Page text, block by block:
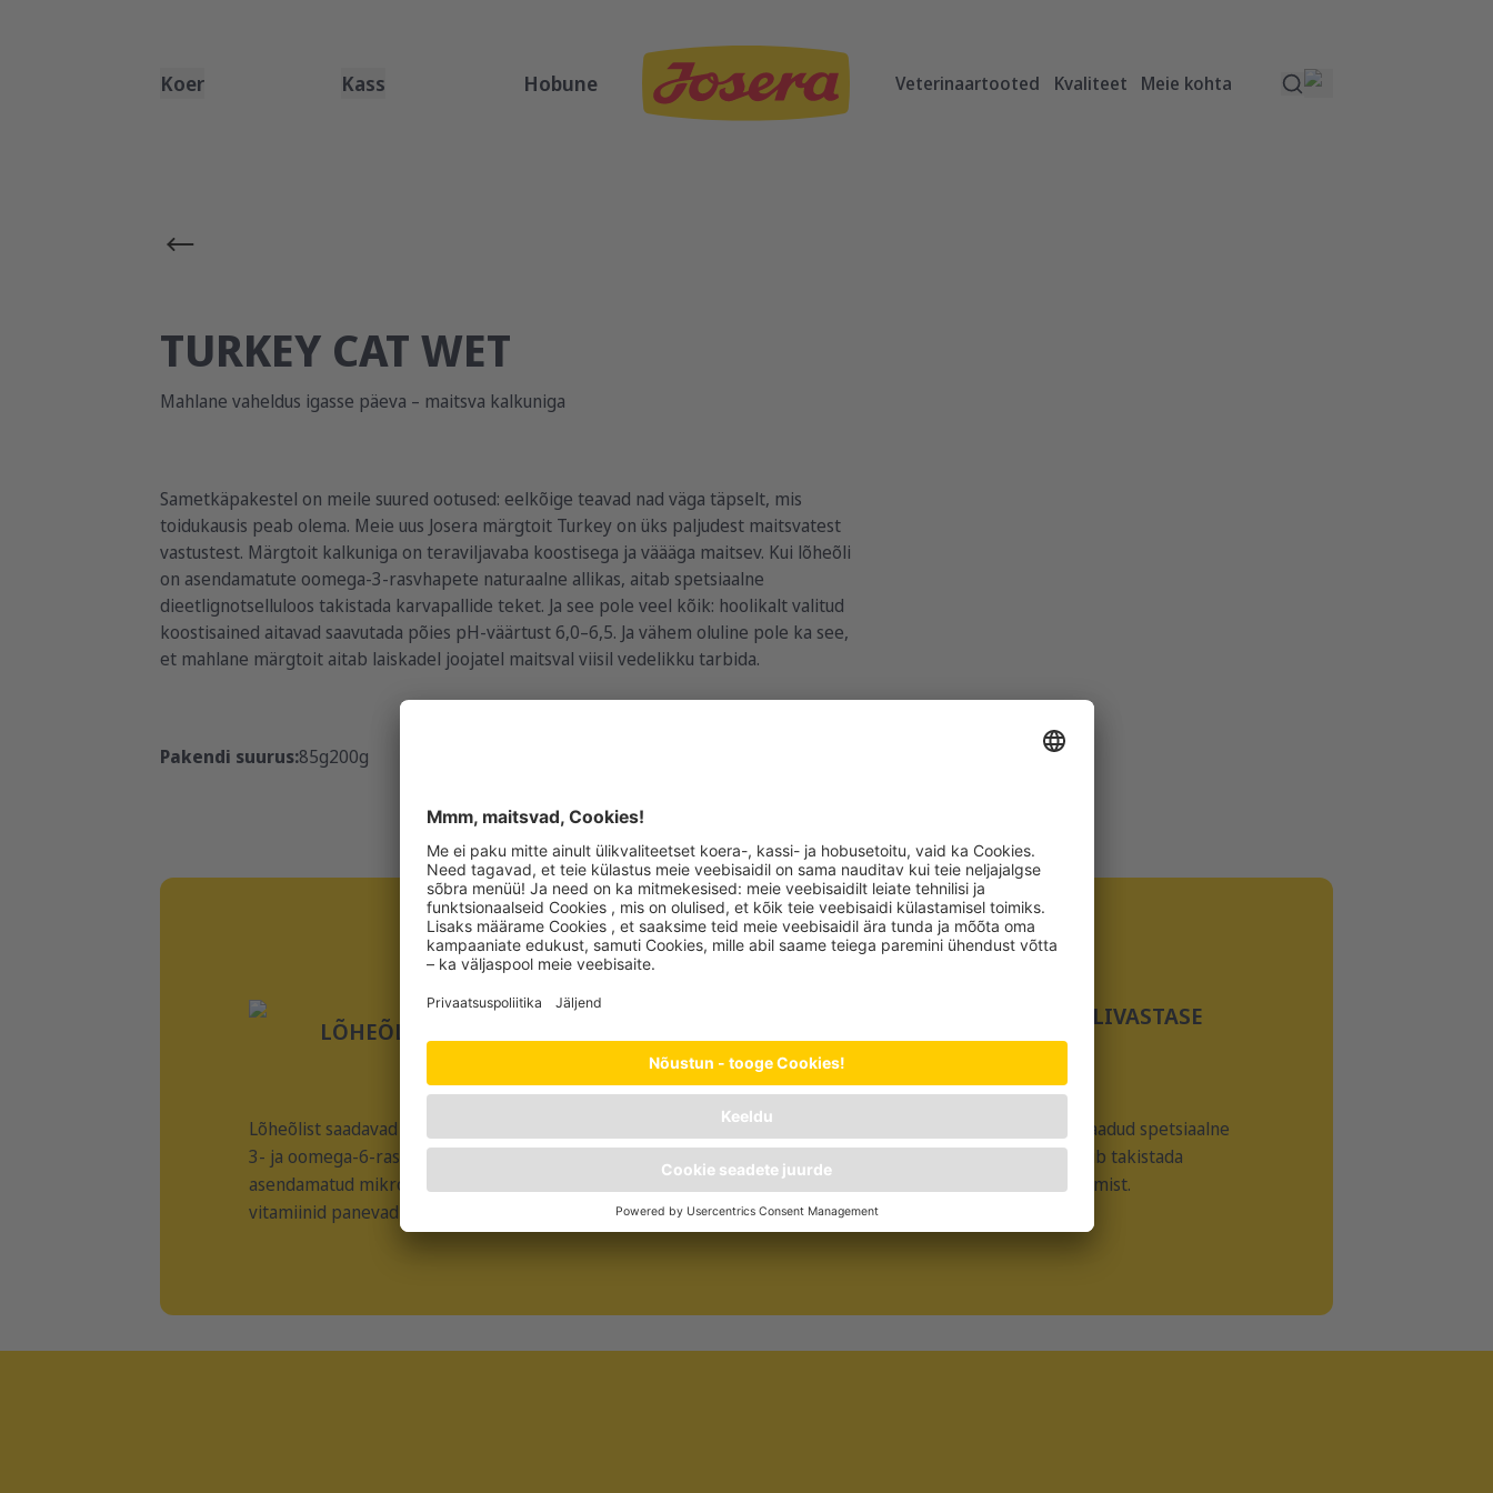
Koer Kass Hobune Veterinaartooted Kvaliteet Meie kohta
TURKEY CAT WET
Mahlane vaheldus igasse päeva – maitsva kalkuniga
Sametkäpakestel on meile suured ootused: eelkõige teavad nad väga täpselt, mis
toidukausis peab olema. Meie uus Josera märgtoit Turkey on üks paljudest maitsvatest
vastustest. Märgtoit kalkuniga on teraviljavaba koostisega ja väääga maitsev. Kui lõheõli
on asendamatute oomega-3-rasvhapete naturaalne allikas, aitab spetsiaalne
dieetlignotselluloos takistada karvapallide teket. Ja see pole veel kõik: hoolikalt valitud
koostisained aitavad saavutada põies pH-väärtust 6,0–6,5. Ja vähem oluline pole ka see,
et mahlane märgtoit aitab laiskadel joojatel maitsval viisil vedelikku tarbida.
Pakendi suurus:85g200g
TURKEY CAT WET eelised
LÕHEÕLI
Lõheõlist saadavad väärtuslikud oomega-
3- ja oomega-6-rasvhapped ning
asendamatud mikroelemendid ja
vitamiinid panevad karva siidiselt läikima.
Optimaalne valik tervete ja tundlike
KARVAPALLIVASTASE
TOIMEGA
Psülliumiseemnetest saadud spetsiaalne
dieetlignotselluloos võib takistada
karvapallide moodustumist.